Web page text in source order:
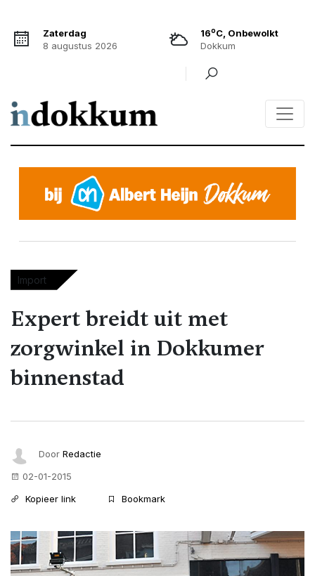
Zaterdag
8 augustus 2026
16oC, Onbewolkt
Dokkum
Import
Expert breidt uit met
zorgwinkel in Dokkumer
binnenstad
Door Redactie
02-01-2015
Kopieer link
Bookmark